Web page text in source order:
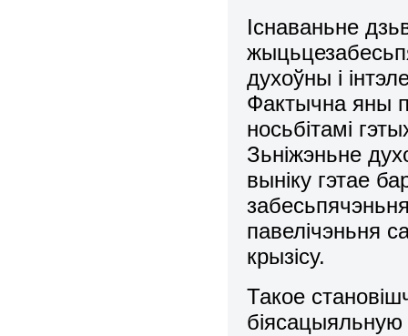
Існаваньне
духоўны і
Фактычна яны
носьбітамі
Зьніжэньне
выніку гэтае
павелічэньня
крызісу.
Такое
біясацыяльную